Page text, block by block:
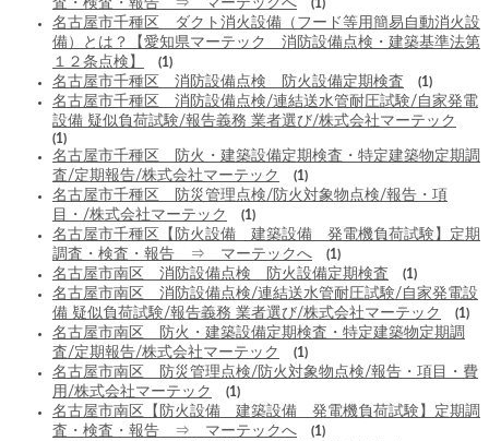
査・検査・報告 ⇒ マーテックへ
(1)
名古屋市千種区 ダクト消火設備（フード等用簡易自動消火設
備）とは？【愛知県マーテック 消防設備点検・建築基準法第
１２条点検】
(1)
名古屋市千種区 消防設備点検 防火設備定期検査 (1)
名古屋市千種区 消防設備点検/連結送水管耐圧試験/自家発電
設備 疑似負荷試験/報告義務 業者選び/株式会社マーテック
(1)
名古屋市千種区 防火・建築設備定期検査・特定建築物定期調
査/定期報告/株式会社マーテック
(1)
名古屋市千種区 防災管理点検/防火対象物点検/報告・項
目・/株式会社マーテック
(1)
名古屋市千種区【防火設備 建築設備 発電機負荷試験】定期
調査・検査・報告 ⇒ マーテックへ
(1)
名古屋市南区 消防設備点検 防火設備定期検査 (1)
名古屋市南区 消防設備点検/連結送水管耐圧試験/自家発電設
備 疑似負荷試験/報告義務 業者選び/株式会社マーテック
(1)
名古屋市南区 防火・建築設備定期検査・特定建築物定期調
査/定期報告/株式会社マーテック
(1)
名古屋市南区 防災管理点検/防火対象物点検/報告・項目・費
用/株式会社マーテック
(1)
名古屋市南区【防火設備 建築設備 発電機負荷試験】定期調
査・検査・報告 ⇒ マーテックへ
(1)